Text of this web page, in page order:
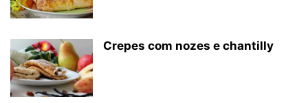
Crepes com nozes e chantilly